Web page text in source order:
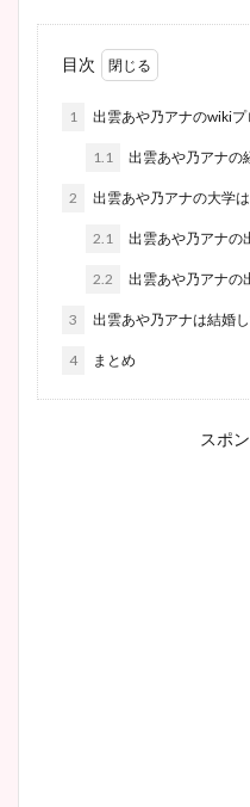
目次
1 出雲あや乃アナのwiki
1.1 出雲あや乃アナの
2 出雲あや乃アナの大学
2.1 出雲あや乃アナの
2.2 出雲あや乃アナの
3 出雲あや乃アナは結婚
4 まとめ
スポ